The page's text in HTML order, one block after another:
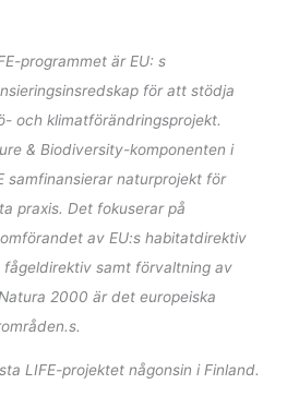
programmet är EU: s
för att stödja
och klimatförändringsprojekt.
& Biodiversity-komponenten i
samfinansierar naturprojekt för
praxis. Det fokuserar på
av EU:s habitatdirektiv
fågeldirektiv samt förvaltning av
2000 är det europeiska
LIFE-projektet någonsin i Finland.